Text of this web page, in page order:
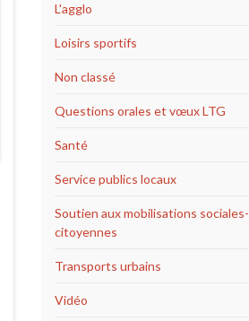
L'agglo
Loisirs sportifs
Non classé
Questions orales et vœux LTG
Santé
Service publics locaux
Soutien aux mobilisations sociales-
citoyennes
Transports urbains
Vidéo